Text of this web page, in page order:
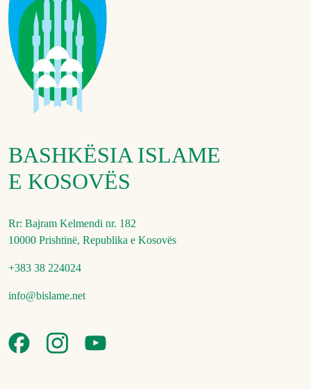
BASHKËSIA ISLAME
E KOSOVËS
Rr: Bajram Kelmendi nr. 182
10000 Prishtinë, Republika e Kosovës
+383 38 224024
info@bislame.net